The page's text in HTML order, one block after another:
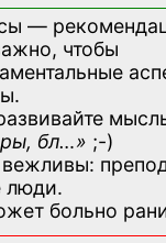
—
чтобы
бл…» ;-)
вежливы:
люди.
больно